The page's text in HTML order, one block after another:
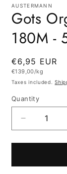
1
in
modal
AUSTERMANN
Gots
180M -
Regular
price
€6,95 EUR
Unit
€139,00/kg
Taxes included.
Quantity
Quantity
Decrease
quantity
for
Organic